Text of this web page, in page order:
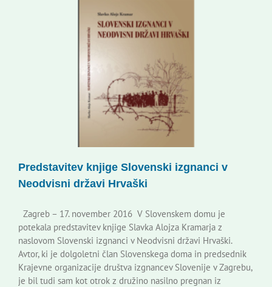
Slovenski dom Zagreb
Založništvo
Koristne informacije
Predstavitev knjige Slovenski izgnanci v
Neodvisni državi Hrvaški
Zagreb – 17. november 2016 V Slovenskem domu je
potekala predstavitev knjige Slavka Alojza Kramarja z
naslovom Slovenski izgnanci v Neodvisni državi Hrvaški.
Avtor, ki je dolgoletni član Slovenskega doma in predsednik
Krajevne organizacije društva izgnancev Slovenije v Zagrebu,
je bil tudi sam kot otrok z družino nasilno pregnan iz